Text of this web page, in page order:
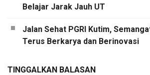
Belajar Jarak Jauh UT
Jalan Sehat PGRI Kutim,
Terus Berkarya dan Berinovasi
TINGGALKAN BALASAN